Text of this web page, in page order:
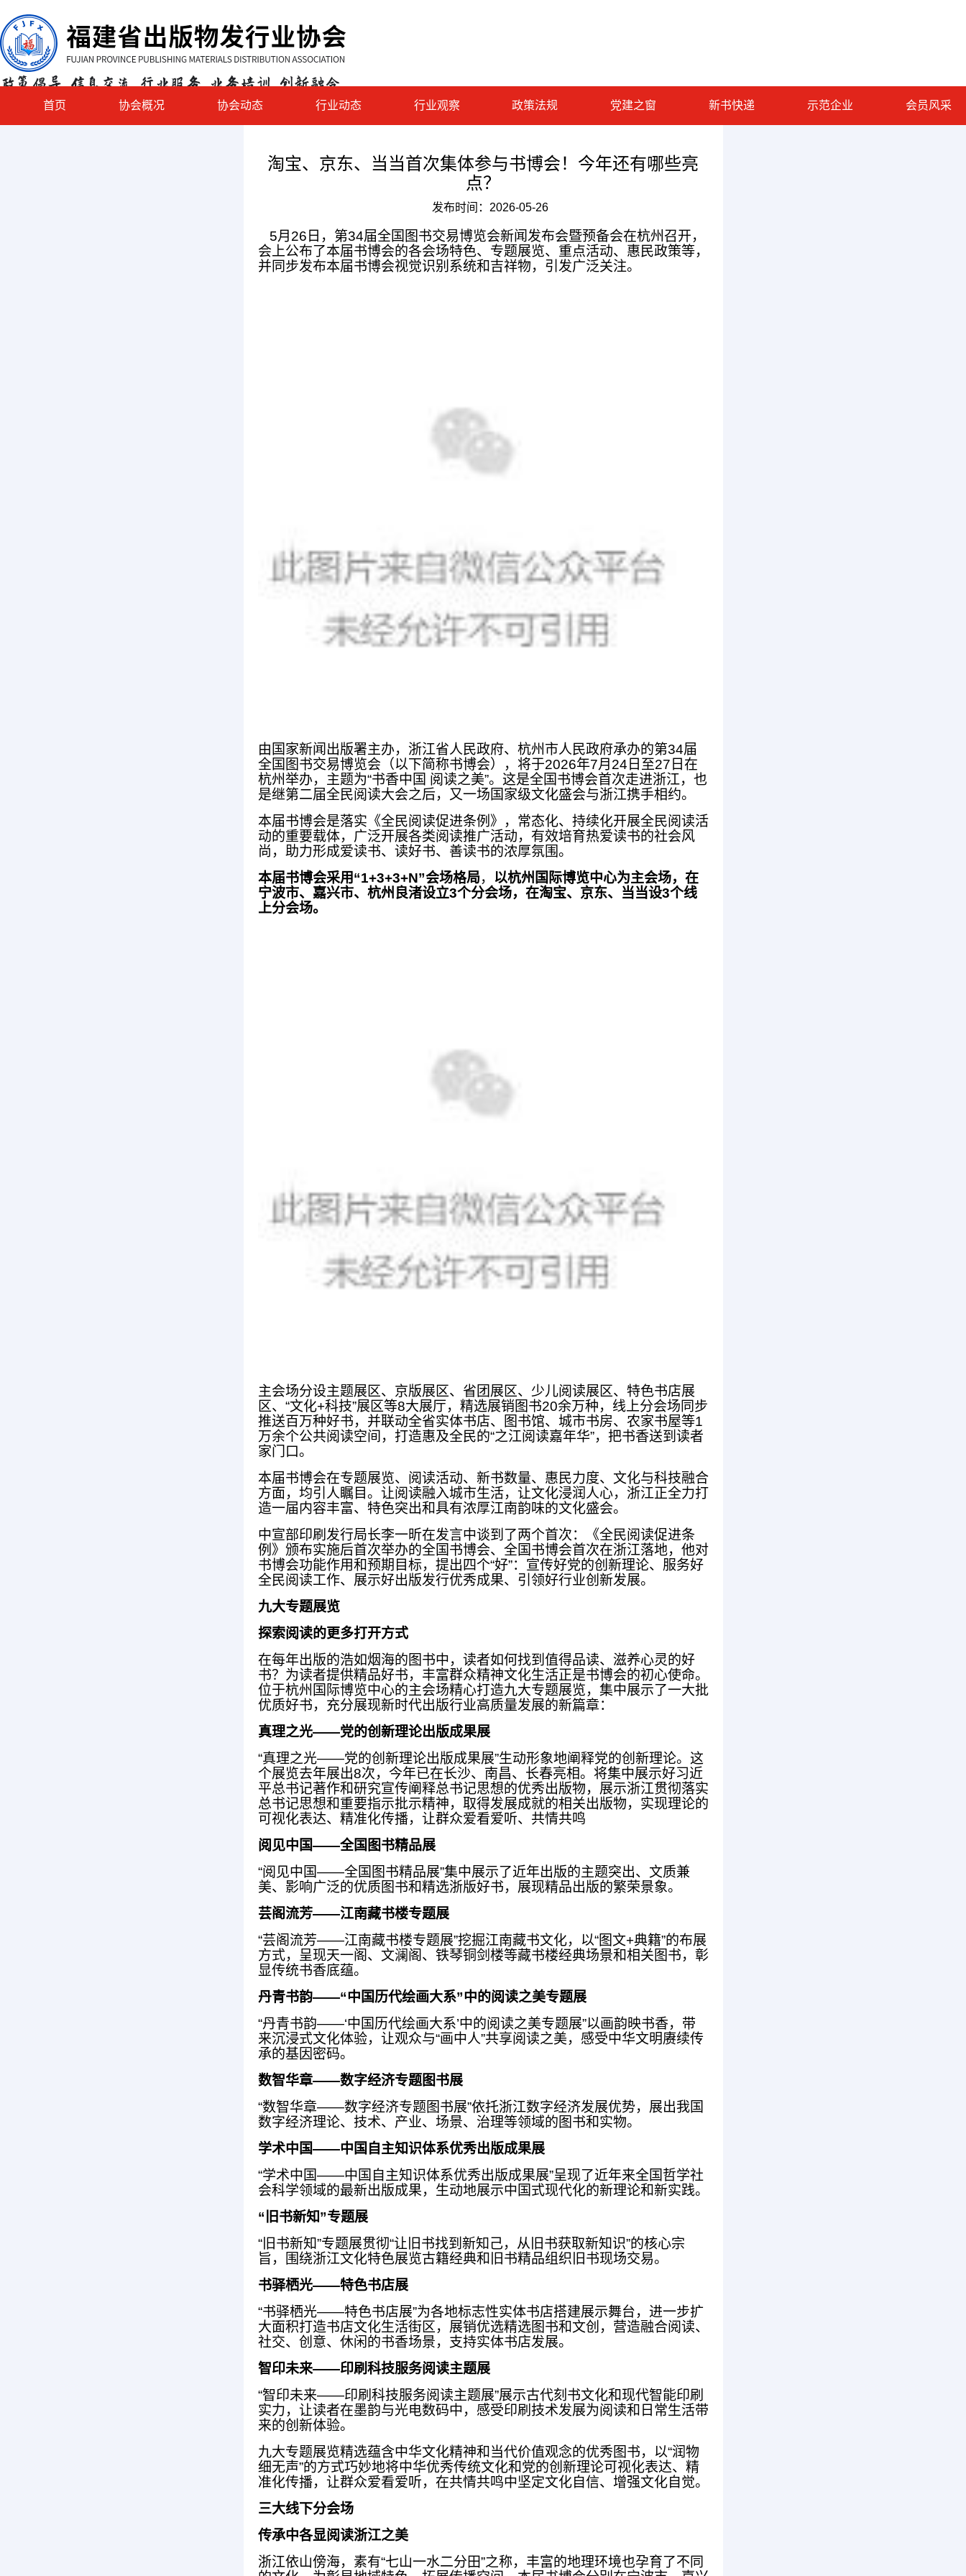
首页 协会概况 协会动态 行业动态 行业观察 政策法规 党建之窗 新书快递 示范企业 会员风采
淘宝、京东、当当首次集体参与书博会！今年还有哪些亮
点？
发布时间： 2026-05-26
5月26日，第34届全国图书交易博览会新闻发布会暨预备会在杭州召开，
会上公布了本届书博会的各会场特色、专题展览、重点活动、惠民政策等，
并同步发布本届书博会视觉识别系统和吉祥物，引发广泛关注。
由国家新闻出版署主办，浙江省人民政府、杭州市人民政府承办的第34届
全国图书交易博览会（以下简称书博会），将于2026年7月24日至27日在
杭州举办，主题为“书香中国 阅读之美”。这是全国书博会首次走进浙江，也
是继第二届全民阅读大会之后，又一场国家级文化盛会与浙江携手相约。
本届书博会是落实《全民阅读促进条例》，常态化、持续化开展全民阅读活
动的重要载体，广泛开展各类阅读推广活动，有效培育热爱读书的社会风
尚，助力形成爱读书、读好书、善读书的浓厚氛围。
本届书博会采用“1+3+3+N”会场格局， 以杭州国际博览中心为主会场，在
宁波市、嘉兴市、杭州良渚设立3个分会场，在淘宝、京东、当当设3个线
上分会场。
主会场分设主题展区、京版展区、省团展区、少儿阅读展区、特色书店展
区、“文化+科技”展区等8大展厅，精选展销图书20余万种，线上分会场同步
推送百万种好书，并联动全省实体书店、图书馆、城市书房、农家书屋等1
万余个公共阅读空间，打造惠及全民的“之江阅读嘉年华”，把书香送到读者
家门口。
本届书博会在专题展览、阅读活动、新书数量、惠民力度、文化与科技融合
方面，均引人瞩目。让阅读融入城市生活，让文化浸润人心，浙江正全力打
造一届内容丰富、特色突出和具有浓厚江南韵味的文化盛会。
中宣部印刷发行局长李一昕在发言中谈到了两个首次：《全民阅读促进条
例》颁布实施后首次举办的全国书博会、全国书博会首次在浙江落地，他对
书博会功能作用和预期目标，提出四个“好”：宣传好党的创新理论、服务好
全民阅读工作、展示好出版发行优秀成果、引领好行业创新发展。
九大专题展览
探索阅读的更多打开方式
在每年出版的浩如烟海的图书中，读者如何找到值得品读、滋养心灵的好
书？为读者提供精品好书，丰富群众精神文化生活正是书博会的初心使命。
位于杭州国际博览中心的主会场精心打造九大专题展览，集中展示了一大批
优质好书，充分展现新时代出版行业高质量发展的新篇章：
真理之光——党的创新理论出版成果展
“真理之光——党的创新理论出版成果展”生动形象地阐释党的创新理论。这
个展览去年展出8次，今年已在长沙、南昌、长春亮相。将集中展示好习近
平总书记著作和研究宣传阐释总书记思想的优秀出版物，展示浙江贯彻落实
总书记思想和重要指示批示精神，取得发展成就的相关出版物，实现理论的
可视化表达、精准化传播，让群众爱看爱听、共情共鸣
阅见中国——全国图书精品展
“阅见中国——全国图书精品展”集中展示了近年出版的主题突出、文质兼
美、影响广泛的优质图书和精选浙版好书，展现精品出版的繁荣景象。
芸阁流芳——江南藏书楼专题展
“芸阁流芳——江南藏书楼专题展”挖掘江南藏书文化，以“图文+典籍”的布展
方式，呈现天一阁、文澜阁、铁琴铜剑楼等藏书楼经典场景和相关图书，彰
显传统书香底蕴。
丹青书韵——“中国历代绘画大系”中的阅读之美专题展
“丹青书韵——‘中国历代绘画大系’中的阅读之美专题展”以画韵映书香，带
来沉浸式文化体验，让观众与“画中人”共享阅读之美，感受中华文明赓续传
承的基因密码。
数智华章——数字经济专题图书展
“数智华章——数字经济专题图书展”依托浙江数字经济发展优势，展出我国
数字经济理论、技术、产业、场景、治理等领域的图书和实物。
学术中国——中国自主知识体系优秀出版成果展
“学术中国——中国自主知识体系优秀出版成果展”呈现了近年来全国哲学社
会科学领域的最新出版成果，生动地展示中国式现代化的新理论和新实践。
“旧书新知”专题展
“旧书新知”专题展贯彻“让旧书找到新知己，从旧书获取新知识”的核心宗
旨，围绕浙江文化特色展览古籍经典和旧书精品组织旧书现场交易。
书驿栖光——特色书店展
“书驿栖光——特色书店展”为各地标志性实体书店搭建展示舞台，进一步扩
大面积打造书店文化生活街区，展销优选精选图书和文创，营造融合阅读、
社交、创意、休闲的书香场景，支持实体书店发展。
智印未来——印刷科技服务阅读主题展
“智印未来——印刷科技服务阅读主题展”展示古代刻书文化和现代智能印刷
实力，让读者在墨韵与光电数码中，感受印刷技术发展为阅读和日常生活带
来的创新体验。
九大专题展览精选蕴含中华文化精神和当代价值观念的优秀图书，以“润物
细无声”的方式巧妙地将中华优秀传统文化和党的创新理论可视化表达、精
准化传播，让群众爱看爱听，在共情共鸣中坚定文化自信、增强文化自觉。
三大线下分会场
传承中各显阅读浙江之美
浙江依山傍海，素有“七山一水二分田”之称，丰富的地理环境也孕育了不同